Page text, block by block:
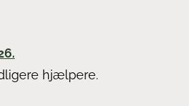
.
hjælpere.